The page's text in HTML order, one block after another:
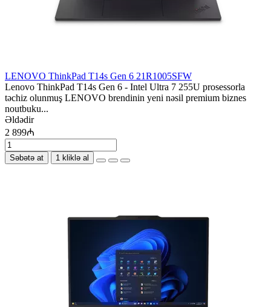
LENOVO ThinkPad T14s Gen 6 21R1005SFW
Lenovo ThinkPad T14s Gen 6 - Intel Ultra 7 255U prosessorla
təchiz olunmuş LENOVO brendinin yeni nəsil premium biznes
noutbuku...
Əldədir
2 899₼
Səbətə at 1 kliklə al